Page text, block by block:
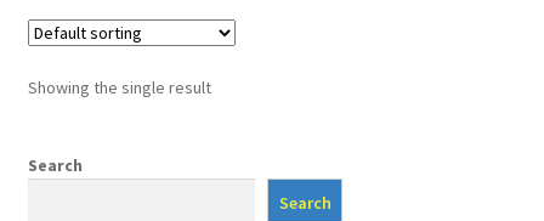
Showing the single result
Search
Search